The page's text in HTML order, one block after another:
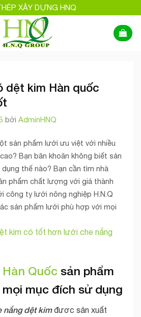
XÂY DỰNG HNQ
dệt kim Hàn quốc
bởi AdminHNQ
sản phẩm lưới ưu việt với nhiều
Bạn băn khoăn không biết sản
thế nào? Bạn cần tìm nhà
phẩm chất lượng với giá thành
công ty lưới nông nghiệp H.N.Q
sản phẩm lưới phù hợp với mọi
kim có tốt hơn lưới che nắng
Quốc sản phẩm
mục đích sử dụng
nắng dệt kimđươc sản xuất